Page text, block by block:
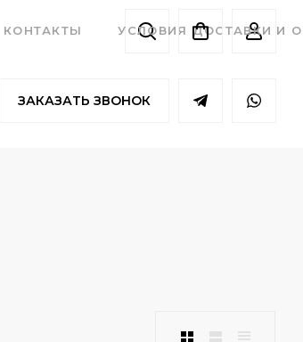
КОНТАКТЫ УСЛОВИЯ ДОСТАВКИ И
ЗАКАЗАТЬ ЗВОНОК